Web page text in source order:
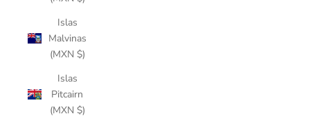
Islas
Malvinas
(MXN $)
Islas
Pitcairn
(MXN $)